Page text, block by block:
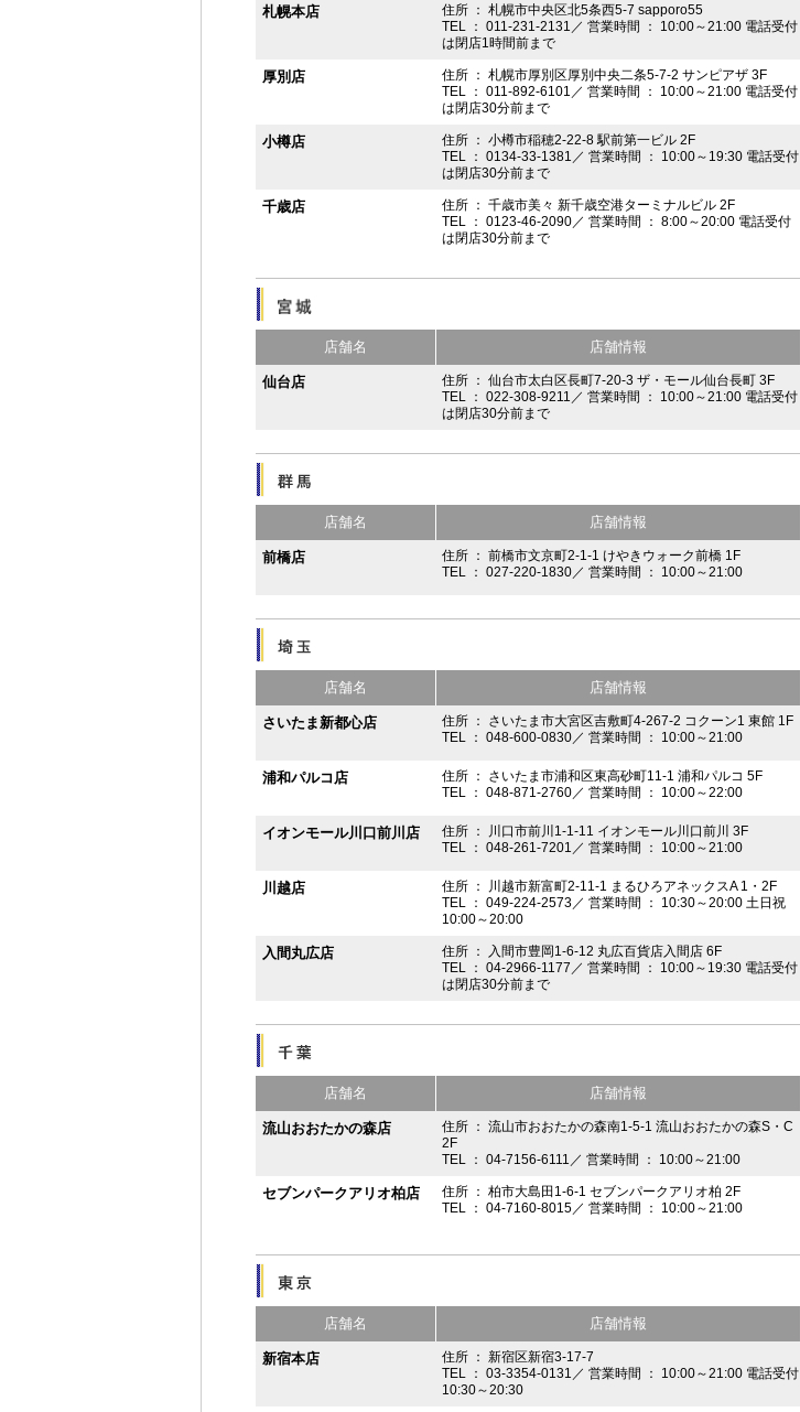
札幌本店
住所 ： 札幌市中央区北5条西5-7 sapporo55
TEL ： 011-231-2131／ 営業時間 ： 10:00～21:00 電話受付
は閉店1時間前まで
厚別店
住所 ： 札幌市厚別区厚別中央二条5-7-2 サンピアザ 3F
TEL ： 011-892-6101／ 営業時間 ： 10:00～21:00 電話受付
は閉店30分前まで
小樽店
住所 ： 小樽市稲穂2-22-8 駅前第一ビル 2F
TEL ： 0134-33-1381／ 営業時間 ： 10:00～19:30 電話受付
は閉店30分前まで
千歳店
住所 ： 千歳市美々 新千歳空港ターミナルビル 2F
TEL ： 0123-46-2090／ 営業時間 ： 8:00～20:00 電話受付
は閉店30分前まで
店舗名 店舗情報
仙台店
住所 ： 仙台市太白区長町7-20-3 ザ・モール仙台長町 3F
TEL ： 022-308-9211／ 営業時間 ： 10:00～21:00 電話受付
は閉店30分前まで
店舗名 店舗情報
前橋店
住所 ： 前橋市文京町2-1-1 けやきウォーク前橋 1F
TEL ： 027-220-1830／ 営業時間 ： 10:00～21:00
店舗名 店舗情報
さいたま新都心店
住所 ： さいたま市大宮区吉敷町4-267-2 コクーン1 東館 1F
TEL ： 048-600-0830／ 営業時間 ： 10:00～21:00
浦和パルコ店
住所 ： さいたま市浦和区東高砂町11-1 浦和パルコ 5F
TEL ： 048-871-2760／ 営業時間 ： 10:00～22:00
イオンモール川口前川店
住所 ： 川口市前川1-1-11 イオンモール川口前川 3F
TEL ： 048-261-7201／ 営業時間 ： 10:00～21:00
川越店
住所 ： 川越市新富町2-11-1 まるひろアネックスA 1・2F
TEL ： 049-224-2573／ 営業時間 ： 10:30～20:00 土日祝
10:00～20:00
入間丸広店
住所 ： 入間市豊岡1-6-12 丸広百貨店入間店 6F
TEL ： 04-2966-1177／ 営業時間 ： 10:00～19:30 電話受付
は閉店30分前まで
店舗名 店舗情報
流山おおたかの森店
住所 ： 流山市おおたかの森南1-5-1 流山おおたかの森S・C
2F
TEL ： 04-7156-6111／ 営業時間 ： 10:00～21:00
セブンパークアリオ柏店
住所 ： 柏市大島田1-6-1 セブンパークアリオ柏 2F
TEL ： 04-7160-8015／ 営業時間 ： 10:00～21:00
店舗名 店舗情報
新宿本店
住所 ： 新宿区新宿3-17-7
TEL ： 03-3354-0131／ 営業時間 ： 10:00～21:00 電話受付
10:30～20:30